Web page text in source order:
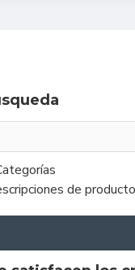
de producto